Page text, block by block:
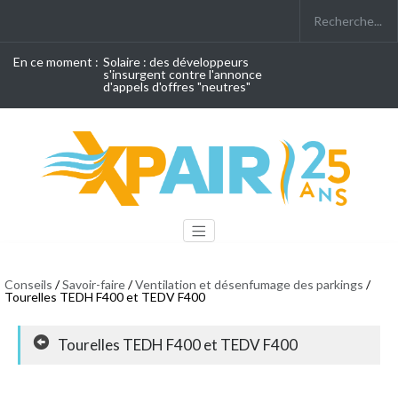
En ce moment : Solaire : des développeurs
s'insurgent contre l'annonce
d'appels d'offres "neutres"
Conseils /Savoir-faire/Ventilation et désenfumage des parkings /
Tourelles TEDH F400 et TEDV F400
Tourelles TEDH F400 et TEDV F400